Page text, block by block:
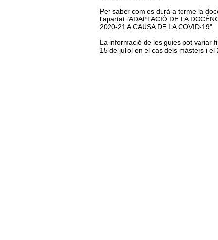
Per saber com es durà a terme la
l'apartat "ADAPTACIÓ DE LA
2020-21 A CAUSA DE LA COVID-19".
La informació de les guies pot variar
15 de juliol en el cas dels màsters i